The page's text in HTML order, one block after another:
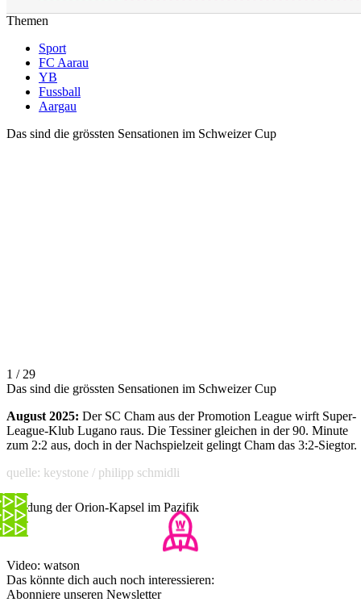
Themen
Sport
FC Aarau
YB
Fussball
Aargau
Das sind die grössten Sensationen im Schweizer Cup
1 / 29
Das sind die grössten Sensationen im Schweizer Cup
August 2025: Der SC Cham aus der Promotion League wirft Super-
League-Klub Lugano raus. Die Tessiner gleichen in der 90. Minute
zum 2:2 aus, doch in der Nachspielzeit gelingt Cham das 3:2-Siegtor.
quelle: keystone / philipp schmidli
Landung der Orion-Kapsel im Pazifik
Video: watson
Das könnte dich auch noch interessieren:
Abonniere unseren Newsletter